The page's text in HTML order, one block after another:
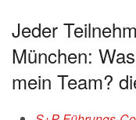
Jeder
München:
mein Team?